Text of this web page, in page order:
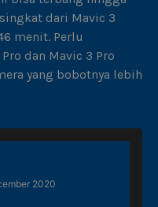
dari Mavic 3
menit. Perlu
dan Mavic 3 Pro
yang bobotnya lebih
2020